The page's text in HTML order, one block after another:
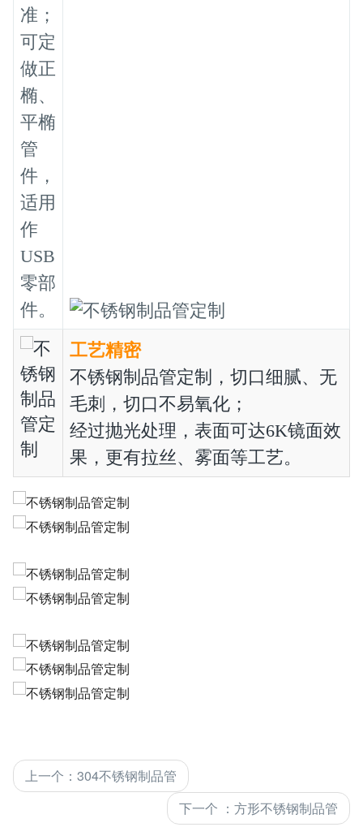
准；
可定
做正
椭、
平椭
管
件，
适用
作
USB
零部
件。
工艺精密
不锈钢制品管定制，切口细腻、无
毛刺，切口不易氧化；
经过抛光处理，表面可达6K镜面效
果，更有拉丝、雾面等工艺。
上一个 ： 304不锈钢制品管
下一个 ： 方形不锈钢制品管